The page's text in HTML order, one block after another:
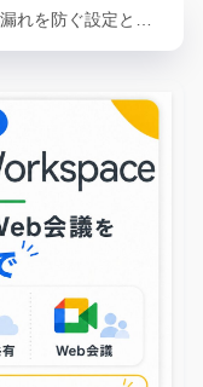
れを防ぐ設定と…